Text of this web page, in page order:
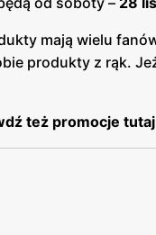
mają wielu
produkty z rąk.
też promocje